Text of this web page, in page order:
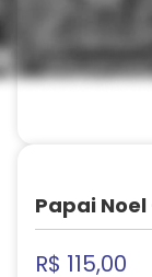
Papai Noel
R$ 115,00